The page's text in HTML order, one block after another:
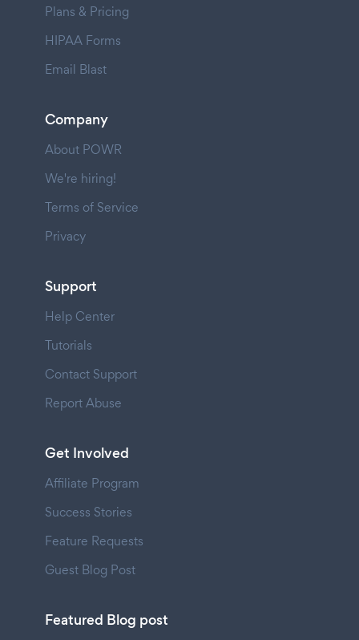
Plans & Pricing
HIPAA Forms
Email Blast
Company
About POWR
We're hiring!
Terms of Service
Privacy
Support
Help Center
Tutorials
Contact Support
Report Abuse
Get Involved
Affiliate Program
Success Stories
Feature Requests
Guest Blog Post
Featured Blog post